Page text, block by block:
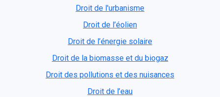
Droit de l'urbanisme
Droit de l’éolien
Droit de l’énergie solaire
Droit de la biomasse et du biogaz
Droit des pollutions et des nuisances
Droit de l’eau